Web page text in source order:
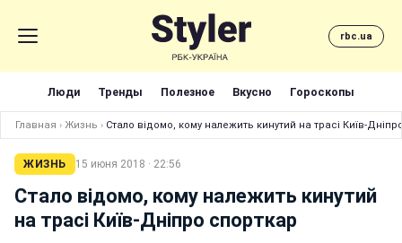
rbc.ua
Люди Тренды Полезное Вкусно Гороскопы
Главная › Жизнь › Стало відомо, кому належить кинутий на трасі Київ-
ЖИЗНЬ 15 июня 2018 · 22:56
Стало відомо, кому належить кинутий
на трасі Київ-Дніпро спорткар